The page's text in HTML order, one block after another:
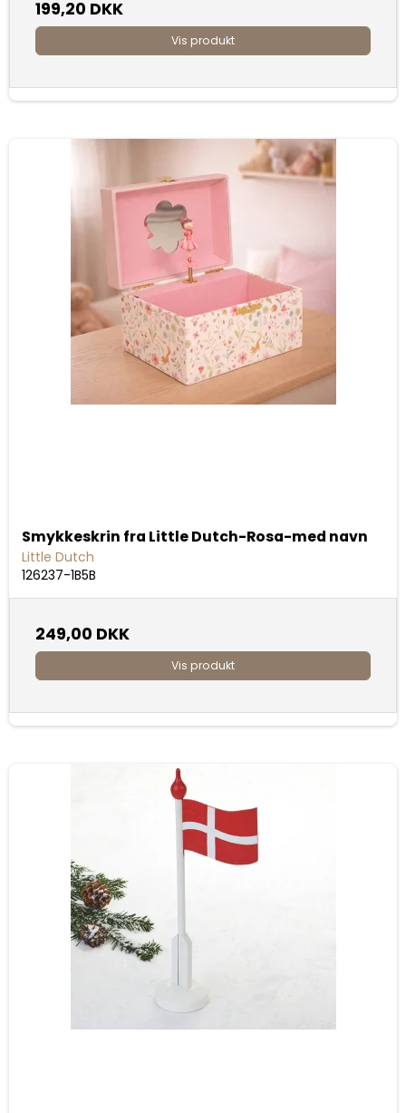
199,20 DKK
Vis produkt
Smykkeskrin fra Little Dutch-Rosa-med navn
Little Dutch
126237-1B5B
249,00 DKK
Vis produkt